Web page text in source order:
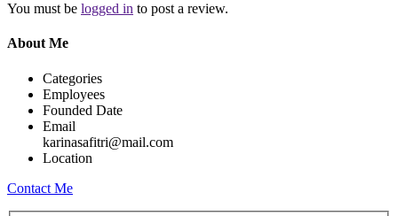
You must be logged in to post a review.
About Me
Categories
Employees
Founded Date
Email
karinasafitri@mail.com
Location
Contact Me